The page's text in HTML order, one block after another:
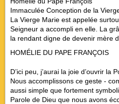
Immaculée Conception de la
La Vierge Marie est appelée
Seigneur a accompli en elle. La
la rendant digne de devenir mère
HOMÉLIE DU PAPE FRANÇOIS
D’ici peu, j’aurai la joie d’ouvrir la
Nous accomplissons ce geste -
aussi simple que fortement
Parole de Dieu que nous avons